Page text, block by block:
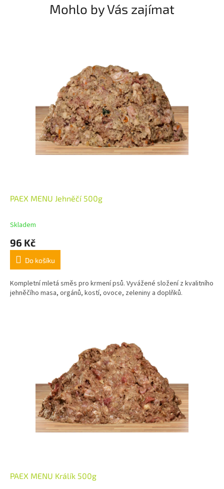
Mohlo by Vás zajímat
PAEX MENU Jehněčí 500g
Skladem
96 Kč
Do košíku
Kompletní mletá směs pro krmení psů. Vyvážené složení z kvalitního
jehněčího masa, orgánů, kostí, ovoce, zeleniny a doplňků.
PAEX MENU Králík 500g